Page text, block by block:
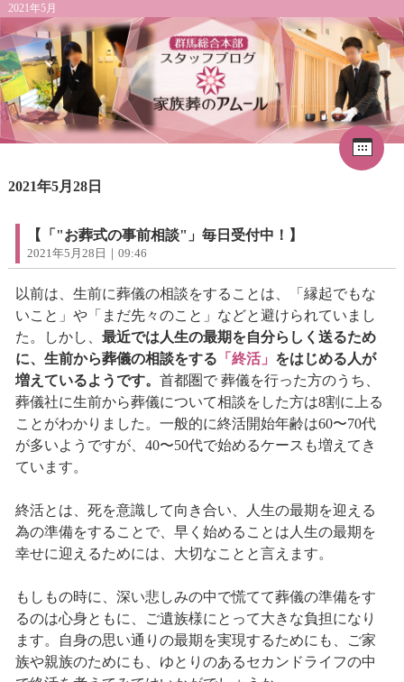
2021年5月
1
2
3
16
17 18 19 20
23
24 25 27
2021年5月28日
【「"お葬式の事前相談"」毎日受付中！】
2021年5月28日｜09:46
以前は、生前に葬儀の相談をすることは、「縁起でもな
いこと」や「まだ先々のこと」などと避けられていまし
た。しかし、 最近では人生の最期を自分らしく送るため
に、生前から葬儀の相談をする 「終活」 をはじめる人が
増えているようです。 首都圏で 葬儀を行った方のうち、
葬儀社に生前から葬儀について相談をした方は8割に上る
ことがわかりました。一般的に終活開始年齢は60〜70代
が多いようですが、40〜50代で始めるケースも増えてき
ています。
終活とは、死を意識して向き合い、人生の最期を迎える
為の準備をすることで、早く始めることは人生の最期を
幸せに迎えるためには、大切なことと言えます。
もしもの時に、深い悲しみの中で慌てて葬儀の準備をす
るのは心身ともに、ご遺族様にとって大きな負担になり
ます。自身の思い通りの最期を実現するためにも、ご家
族や親族のためにも、ゆとりのあるセカンドライフの中